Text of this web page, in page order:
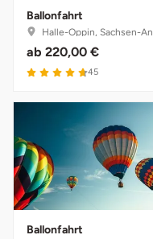
Ballonfahrt
Halle-Oppin, Sachsen-Anhalt
ab 220,00 €
45
Ballonfahrt